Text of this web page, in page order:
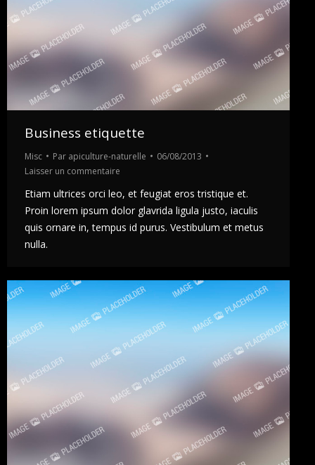
Business etiquette
Misc Par apiculture-naturelle
06/08/2013
Laisser un commentaire
Etiam ultrices orci leo, et feugiat eros tristique et.
Proin lorem ipsum dolor glavrida ligula justo, iaculis
quis ornare in, tempus id purus. Vestibulum et metus
nulla.